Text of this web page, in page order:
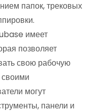
папок, трековых
имеет
позволяет
свою рабочую
своими
могут
панели и